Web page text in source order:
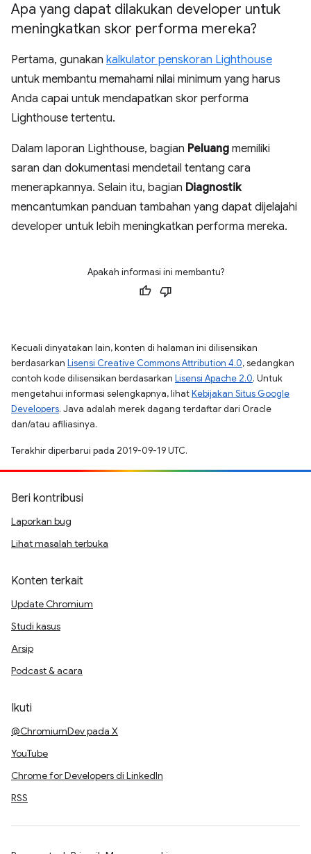
Apa yang dapat dilakukan developer untuk
meningkatkan skor performa mereka?
Pertama, gunakan kalkulator penskoran Lighthouse
untuk membantu memahami nilai minimum yang harus
Anda capai untuk mendapatkan skor performa
Lighthouse tertentu.
Dalam laporan Lighthouse, bagian Peluang memiliki
saran dan dokumentasi mendetail tentang cara
menerapkannya. Selain itu, bagian Diagnostik
mencantumkan panduan tambahan yang dapat dijelajahi
developer untuk lebih meningkatkan performa mereka.
Apakah informasi ini membantu?
Kecuali dinyatakan lain, konten di halaman ini dilisensikan
berdasarkan Lisensi Creative Commons Attribution 4.0, sedangkan
contoh kode dilisensikan berdasarkan Lisensi Apache 2.0. Untuk
mengetahui informasi selengkapnya, lihatKebijakan Situs Google
Developers. Java adalah merek dagang terdaftar dari Oracle
dan/atau afiliasinya.
Terakhir diperbarui pada 2019-09-19 UTC.
Beri kontribusi
Laporkan bug
Lihat masalah terbuka
Konten terkait
Update Chromium
Studi kasus
Arsip
Podcast & acara
Ikuti
@ChromiumDev pada X
YouTube
Chrome for Developers di LinkedIn
RSS